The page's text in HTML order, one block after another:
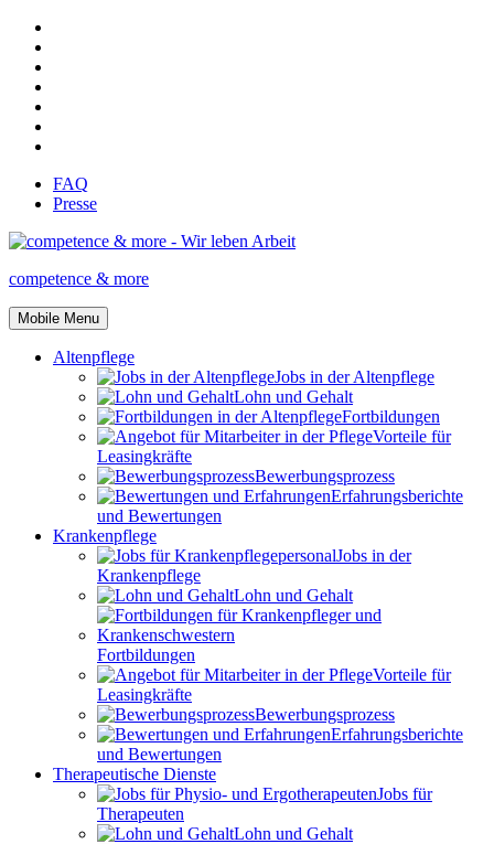
FAQ
Presse
competence & more
Mobile Menu
Altenpflege
Jobs in der Altenpflege
Lohn und Gehalt
Fortbildungen
Vorteile für
Leasingkräfte
Bewerbungsprozess
Erfahrungsberichte
und Bewertungen
Krankenpflege
Jobs in der
Krankenpflege
Lohn und Gehalt
Fortbildungen
Vorteile für
Leasingkräfte
Bewerbungsprozess
Erfahrungsberichte
und Bewertungen
Therapeutische Dienste
Jobs für
Therapeuten
Lohn und Gehalt